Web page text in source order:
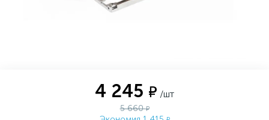
4 245 ₽ /шт
5 660₽